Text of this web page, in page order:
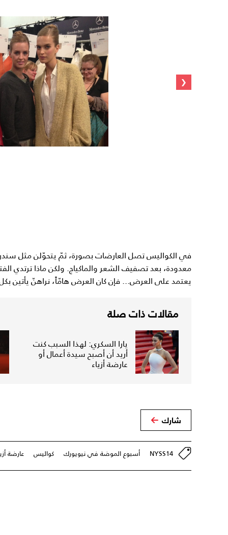
‹
في الكواليس تصل العارضات بصورة، ثمّ يتحوّلن مثل
معدودة، بعد تصفيف الشعر والماكياج. ولكن ماذا ترتدي
يعتمد على العرض... فإن كان العرض هامّاً، نراهنّ يأتين
مقالات ذات صلة
يارا السكري: لهذا السبب كنت
أريد أن أصبح سيدة أعمال أو
عارضة أزياء
شارك
NYSS14 أسبوع الموضة في نيويورك كواليس عارضة